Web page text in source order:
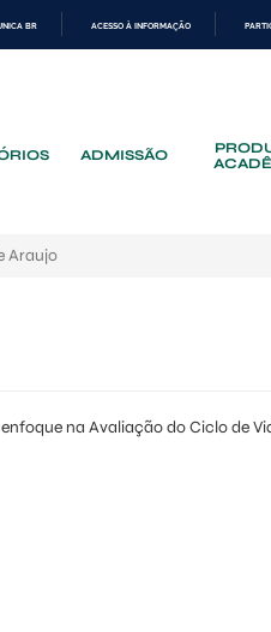
BR ACESSO À INFORMAÇÃO
ADMISSÃO
Araujo
na Avaliação do Ciclo de